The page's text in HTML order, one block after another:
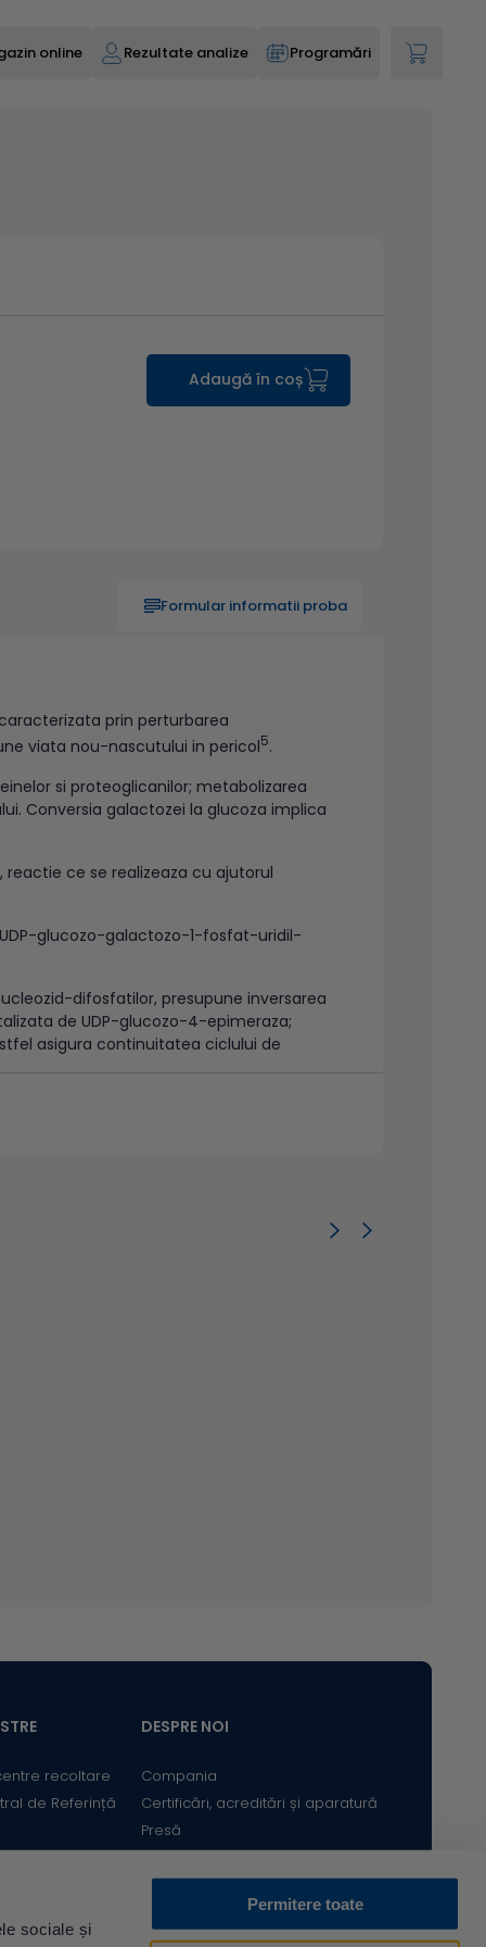
sociale și
Permitere toate
online Rezultate analize Programări
Adaugă în coș
Formular informatii proba
prin perturbarea
viata nou-nascutului in pericol5.
si proteoglicanilor; metabolizarea
Conversia galactozei la glucoza implica
ce se realizeaza cu ajutorul
glucozo-galactozo-1-fosfat-uridil-
difosfatilor, presupune inversarea
de UDP-glucozo-4-epimeraza;
asigura continuitatea ciclului de
conducand la formarea acidului
recoltare
de Referință
DESPRE NOI
Compania
Certificări, acreditări și aparatură
Presă
Satisfacția Clientului
Cariere
Descarcă din Acum pe
Bine ai revenit! Sunt